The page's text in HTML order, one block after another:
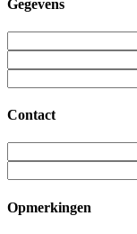
Gegevens
Contact
Opmerkingen